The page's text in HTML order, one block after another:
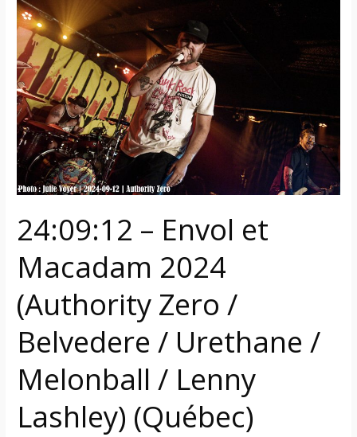
24:09:12 – Envol et
Macadam 2024
(Authority Zero /
Belvedere / Urethane /
Melonball / Lenny
Lashley) (Québec)
–
Envol
et
Macadam
2024
(Authority
Zero
/
Belvedere
/
/
Lashley)